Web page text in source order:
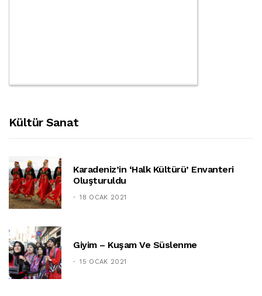
Kültür Sanat
Karadeniz’in ‘halk Kültürü’ Envanteri
Oluşturuldu
18 OCAK 2021
Giyim – Kuşam Ve Süslenme
15 OCAK 2021